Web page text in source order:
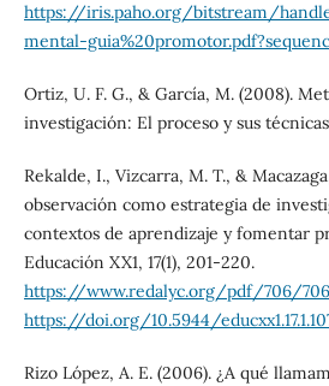
https://iris.paho.org/bitstream/
mental-
Ortiz, U. F. G., & García, M. (2008).
investigación: El proceso y sus
Rekalde, I., Vizcarra, M. T., &
observación como estrategia de
contextos de aprendizaje y fomentar
Educación XX1, 17(1), 201-220.
https://www.redalyc.org/pdf/706/
https://doi.org/10.5944/
Rizo López, A. E. (2006). ¿A qué